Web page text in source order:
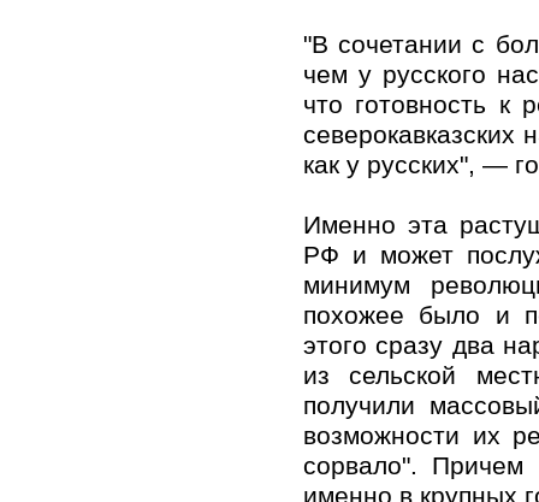
"В сочетании с
чем у русского
что готовность к
северокавказских
как у русских", —
Именно эта
РФ и может
минимум
похожее было и
этого сразу два
из сельской
получили
возможности их
сорвало". Причем
именно в крупных